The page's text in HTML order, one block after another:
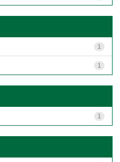
1
1
1